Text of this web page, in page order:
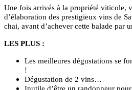
Une fois arrivés à la propriété viticole,
d’élaboration des prestigieux vins de
chai, avant d’achever cette balade par
LES PLUS :
Les meilleures dégustations se
!
Dégustation de 2 vins…